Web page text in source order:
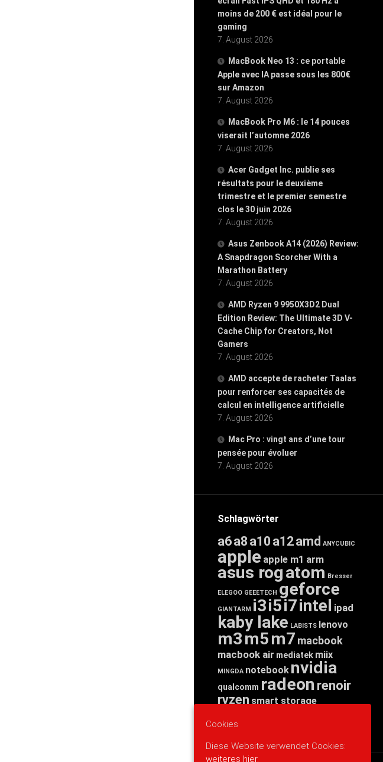
moins de 200 € est idéal pour le
gaming
7. August 2026
MacBook Neo 13 : ce portable
Apple avec IA passe sous les 800€
sur Amazon
7. August 2026
MacBook Pro M6 : le 14 pouces
viserait l’automne 2026
7. August 2026
Acer Gadget Inc. publie ses
résultats pour le deuxième
trimestre et le premier semestre
clos le 30 juin 2026
7. August 2026
Asus Zenbook A14 (2026) Review:
A Snapdragon Scorcher With a
Marathon Battery
7. August 2026
AMD Ryzen 9 9950X3D2 Dual
Edition Review: The Ultimate 3D V-
Cache Chip for Creators, Not
Gamers
7. August 2026
AMD accepte de racheter Taalas
pour renforcer ses capacités de
calcul en intelligence artificielle
7. August 2026
Mac Pro : vingt ans d’une tour
pensée pour évoluer
7. August 2026
Schlagwörter
a6a8 a10 a12amd ANYCUBIC
apple apple m1 arm
asus rogatom Bresser
ELEGOO GEEETECH geforce
GIANTARM i3i5i7intel ipad
kaby lake LABISTS lenovo
m3m5m7 macbook
macbook air mediatek miix
MINGDA notebook nvidia
qualcomm radeon renoir
ryzen smart storage
threadripper
Cookies
Diese Website verwendet Cookies:
weiteres hier.